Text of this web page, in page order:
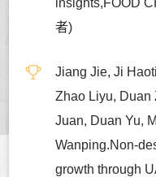
者)
Jiang Jie, Ji
Zhao Liyu, Duan
Juan, Duan Yu,
Wanping.Non-
growth through